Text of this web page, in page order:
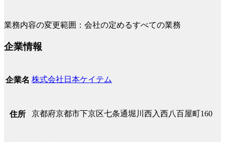
業務内容の変更範囲：会社の定めるすべての業務
企業情報
企業名 株式会社日本ケイテム
住所 京都府京都市下京区七条通堀川西入西八百屋町160